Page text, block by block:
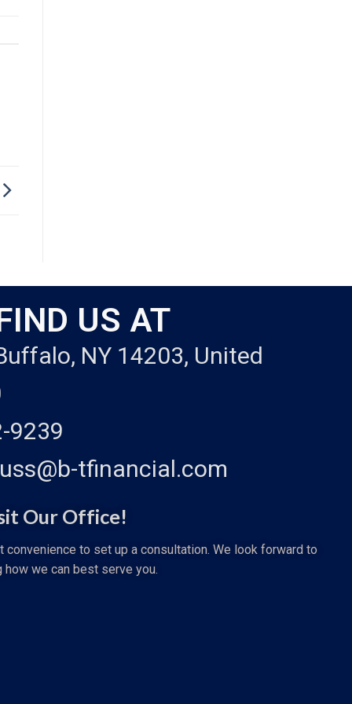
US AT
NY 14203, United
9239
tfinancial.com
Our Office!
to set up a consultation. We look forward to
how we can best serve you.